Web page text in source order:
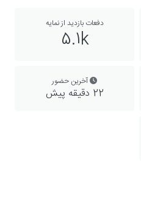
دفعات بازدید از نمایه
5.1k
آخرین حضور
22 دقیقه پیش